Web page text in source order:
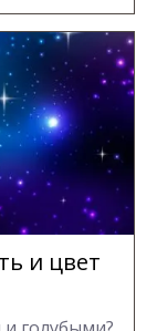
и цвет